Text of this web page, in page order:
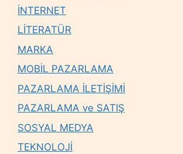
İNTERNET
LİTERATÜR
MARKA
MOBİL PAZARLAMA
PAZARLAMA İLETİŞİMİ
PAZARLAMA ve SATIŞ
SOSYAL MEDYA
TEKNOLOJİ